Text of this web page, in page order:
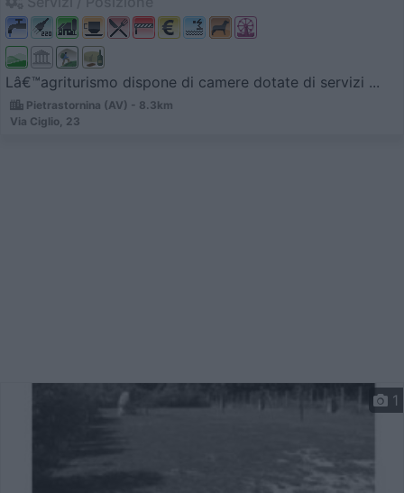
Lâ€™agriturismo dispone di camere dotate di servizi ...
Pietrastornina (AV) - 8.3km
Via Ciglio, 23
1